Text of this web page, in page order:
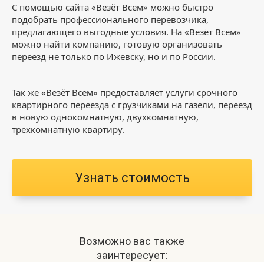
С помощью сайта «Везёт Всем» можно быстро
подобрать профессионального перевозчика,
предлагающего выгодные условия. На «Везёт Всем»
можно найти компанию, готовую организовать
переезд не только по Ижевску, но и по России.
Так же «Везёт Всем» предоставляет услуги срочного
квартирного переезда с грузчиками на газели, переезд
в новую однокомнатную, двухкомнатную,
трехкомнатную квартиру.
Узнать стоимость
Возможно вас также
заинтересует: